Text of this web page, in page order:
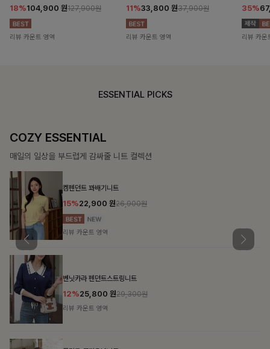
18%104,900 원127,900원
리뷰 카운트 영역
11%33,800 원37,900원
리뷰 카운트 영역
35%
리뷰 카운
ESSENTIAL PICKS
COZY ESSENTIAL
매일의 일상을 부드럽게 감싸줄 니트 컬렉션
켐펜던트 꽈배기니트
15%22,900 원26,900원
리뷰 카운트 영역
벤닛카라 펜던트스트링니트
12%25,800 원29,300원
리뷰 카운트 영역